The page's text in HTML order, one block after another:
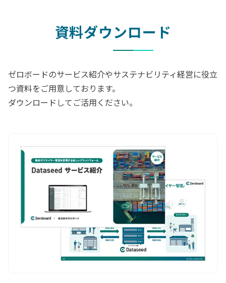
資料ダウンロード
ゼロボードのサービス紹介やサステナビリティ経営に役立
つ資料をご用意しております。
ダウンロードしてご活用ください。